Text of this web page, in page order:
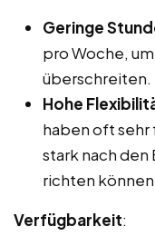
Geringe
pro Woche,
überschreiten.
Hohe
haben oft
stark nach
richten
Verfügbarkeit: